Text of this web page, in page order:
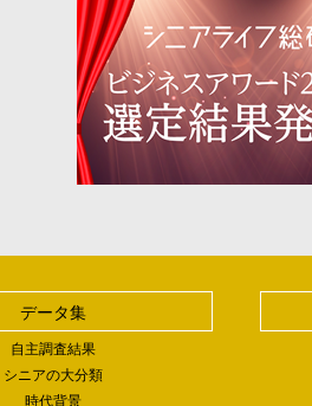
データ集
自主調査結果
シニアの大分類
時代背景